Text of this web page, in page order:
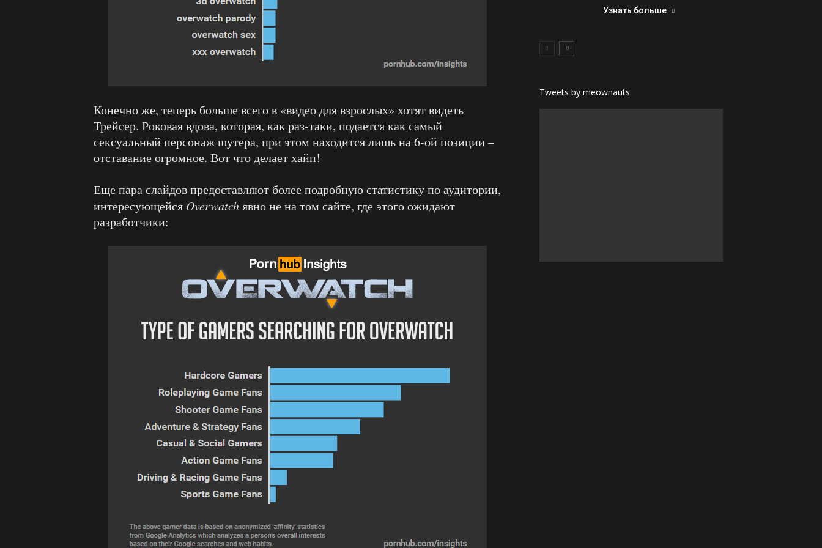
Конечно же, теперь больше всего в «видео для взрослых» хотят видеть
Трейсер. Роковая вдова, которая, как раз-таки, подается как самый
сексуальный персонаж шутера, при этом находится лишь на 6-ой позиции –
отставание огромное. Вот что делает хайп!
Еще пара слайдов предоставляют более подробную статистику по аудитории,
интересующейся Overwatchявно не на том сайте, где этого ожидают
разработчики:
Узнать больше
Tweets by meownauts